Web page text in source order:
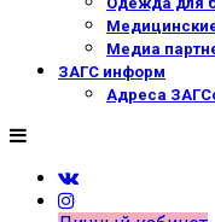
Медиа
ЗАГС информ
Адреса